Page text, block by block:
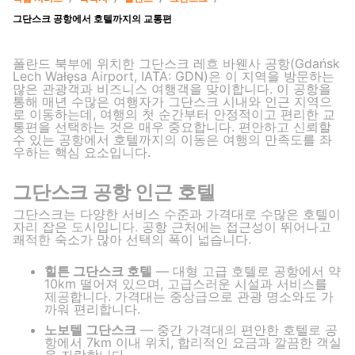
그단스크 공항에서 호텔까지의 교통편
폴란드 북부에 위치한 그단스크 레흐 바웬사 공항(Gdańsk
Lech Wałęsa Airport, IATA: GDN)은 이 지역을 방문하는
많은 관광객과 비즈니스 여행객을 맞이합니다. 이 공항을
통해 매년 수많은 여행자가 그단스크 시내와 인근 지역으
로 이동하는데, 여행의 첫 순간부터 안정적이고 편리한 교
통편을 선택하는 것은 매우 중요합니다. 편안하고 신뢰할
수 있는 공항에서 호텔까지의 이동은 여행의 만족도를 좌
우하는 핵심 요소입니다.
그단스크 공항 인근 호텔
그단스크는 다양한 서비스 수준과 가격대로 수많은 호텔이
자리 잡은 도시입니다. 공항 근처에는 접근성이 뛰어나고
쾌적한 숙소가 많아 선택의 폭이 넓습니다.
힐튼 그단스크 호텔 — 대형 고급 호텔로 공항에서 약
10km 떨어져 있으며, 고급스러운 시설과 서비스를
제공합니다. 가격대는 중상급으로 관광 명소와도 가
까워 편리합니다.
노보텔 그단스크 — 중간 가격대의 편안한 호텔로 공
항에서 7km 이내 위치, 합리적인 요금과 깔끔한 객실